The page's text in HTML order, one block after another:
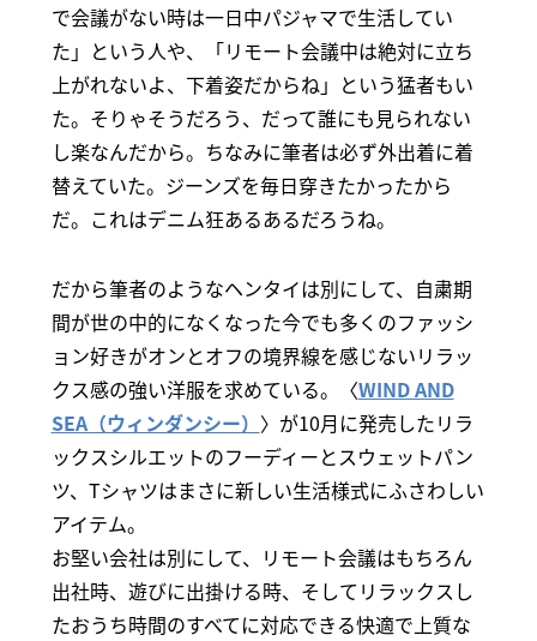
で会議がない時は一日中パジャマで生活してい
た」という人や、「リモート会議中は絶対に立ち
上がれないよ、下着姿だからね」という猛者もい
た。そりゃそうだろう、だって誰にも見られない
し楽なんだから。ちなみに筆者は必ず外出着に着
替えていた。ジーンズを毎日穿きたかったから
だ。これはデニム狂あるあるだろうね。
だから筆者のようなヘンタイは別にして、自粛期
間が世の中的になくなった今でも多くのファッシ
ョン好きがオンとオフの境界線を感じないリラッ
クス感の強い洋服を求めている。〈WIND AND
SEA（ウィンダンシー） 〉が10月に発売したリラ
ックスシルエットのフーディーとスウェットパン
ツ、Tシャツはまさに新しい生活様式にふさわしい
アイテム。
お堅い会社は別にして、リモート会議はもちろん
出社時、遊びに出掛ける時、そしてリラックスし
たおうち時間のすべてに対応できる快適で上質な